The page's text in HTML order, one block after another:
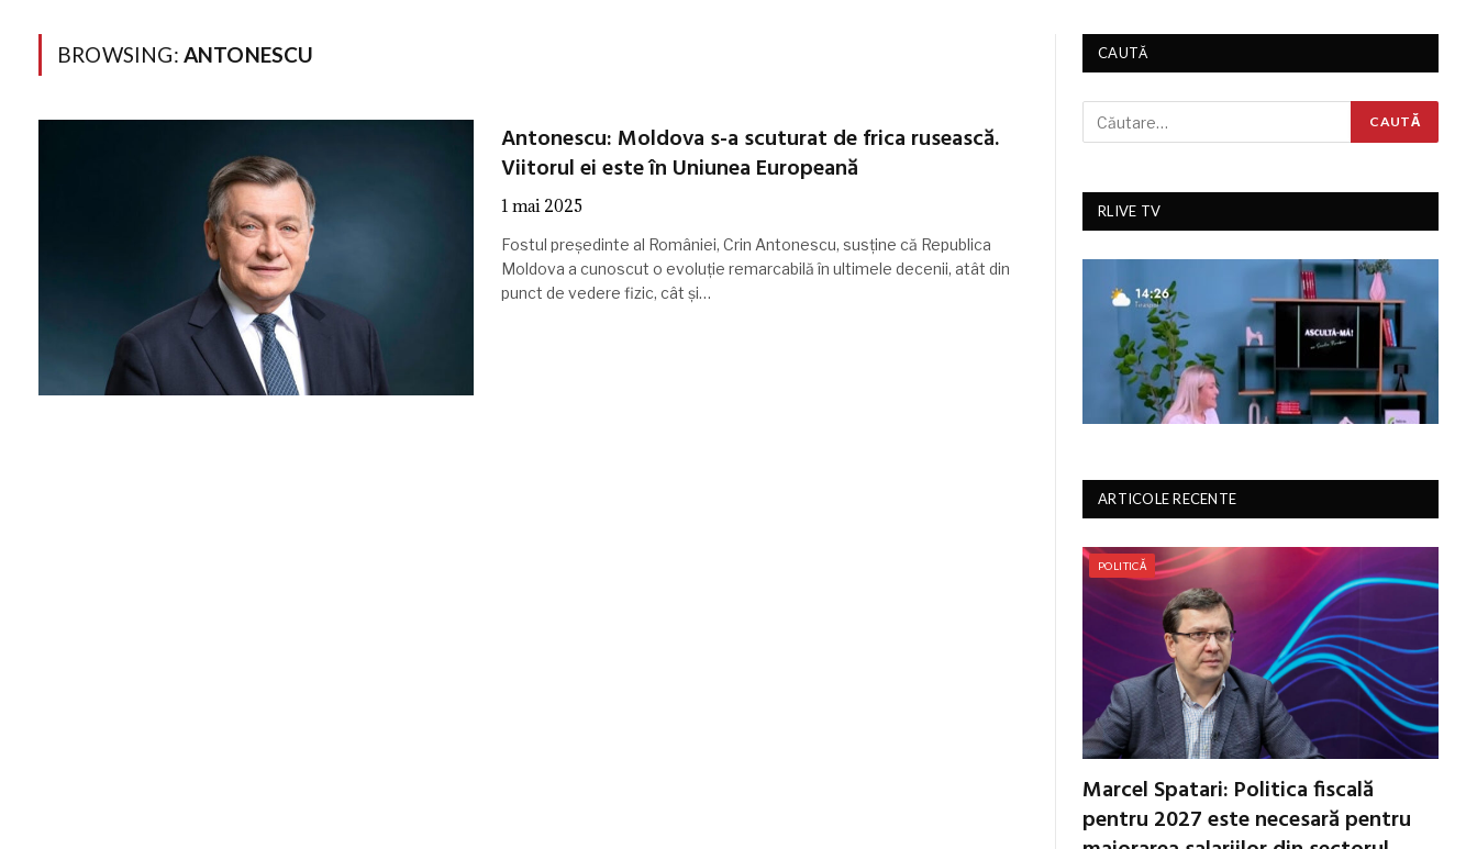
BROWSING: ANTONESCU
Antonescu: Moldova s-a scuturat de frica rusească.
Viitorul ei este în Uniunea Europeană
1 mai 2025
Fostul președinte al României, Crin Antonescu, susține că Republica
Moldova a cunoscut o evoluție remarcabilă în ultimele decenii, atât din
punct de vedere fizic, cât și…
CAUTĂ
RLIVE TV
ARTICOLE RECENTE
POLITICĂ
Marcel Spatari: Politica fiscală
pentru 2027 este necesară pentru